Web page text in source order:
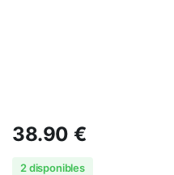
38.90€
2 disponibles